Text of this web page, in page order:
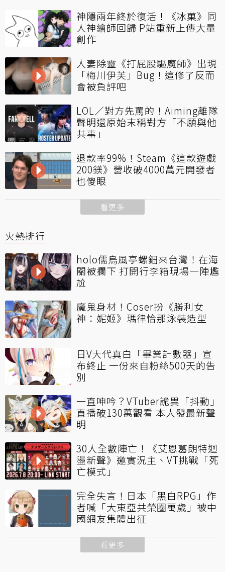
神隱兩年終於復活！《冰菓》同
人神繪師回歸 P站重新上傳大量
創作
人妻除靈《打屁股驅魔師》出現
「梅川伊芙」Bug！這修了反而
會被負評吧
LOL／對方先罵的！Aiming離隊
聲明還原始末稱對方「不願與他
共事」
退款率99%！Steam《這款遊戲
200鎂》營收破4000萬元開發者
也傻眼
看更多
火熱排行
holo儒烏風亭螺鈿來台灣！在海
關被攔下 打開行李箱現場一陣尷
尬
魔鬼身材！Coser扮《勝利女
神：妮姬》瑪律恰那泳裝造型
日V大代真白「畢業計數器」宣
布終止 一份來自粉絲500天的告
別
一直呻吟？VTuber詭異「抖動」
直播破130萬觀看 本人發最新聲
明
30人全數陣亡！《艾恩葛朗特迴
盪新聲》邀實況主、VT挑戰「死
亡模式」
完全失言！日本「黑白RPG」作
者喊「大東亞共榮圈萬歲」被中
國網友集體出征
看更多